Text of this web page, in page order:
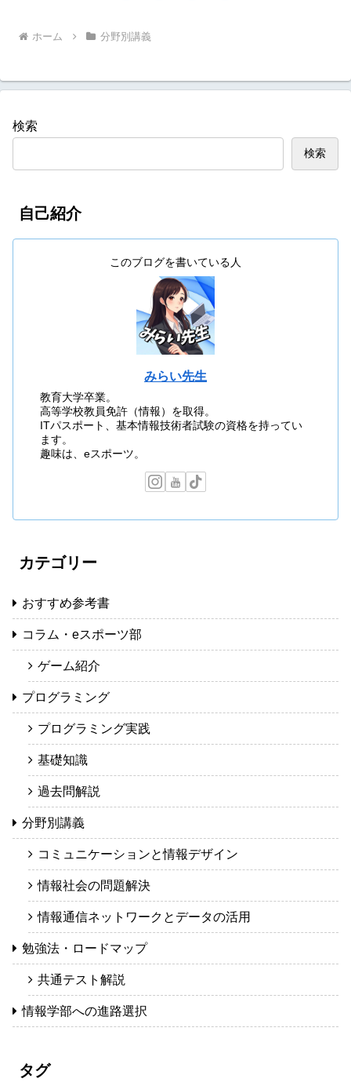
ホーム 分野別講義
検索
検索
自己紹介
このブログを書いている人
みらい先生
教育大学卒業。
高等学校教員免許（情報）を取得。
ITパスポート、基本情報技術者試験の資格を持ってい
ます。
趣味は、eスポーツ。
カテゴリー
おすすめ参考書
コラム・eスポーツ部
ゲーム紹介
プログラミング
プログラミング実践
基礎知識
過去問解説
分野別講義
コミュニケーションと情報デザイン
情報社会の問題解決
情報通信ネットワークとデータの活用
勉強法・ロードマップ
共通テスト解説
情報学部への進路選択
タグ